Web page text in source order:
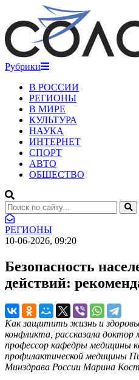
Рубрики
В РОССИИ
РЕГИОНЫ
В МИРЕ
КУЛЬТУРА
НАУКА
ИНТЕРНЕТ
СПОРТ
АВТО
ОБЩЕСТВО
РЕГИОНЫ
10-06-2026, 09:20
Безопасность
действий:
Как защитить жизнь и
конфликта, рассказала доктор
профессор кафедры
профилактической медицины
Минздрава России Марина